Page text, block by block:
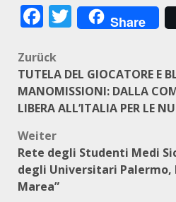
Facebook
Twitter
Share
Zurück
TUTELA DEL GIOCATORE E
MANOMISSIONI: DALLA
LIBERA ALL’ITALIA PER LE
Weiter
Rete degli Studenti Medi
degli Universitari Palermo,
Marea”